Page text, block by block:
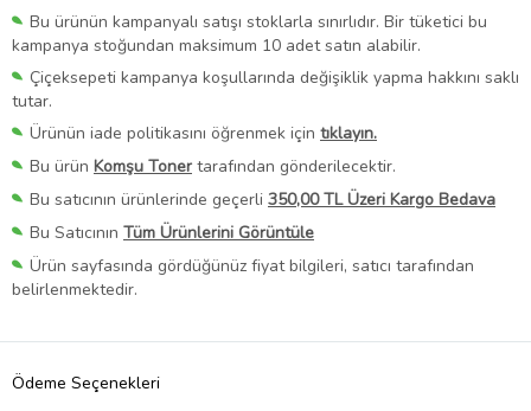
Bu ürünün kampanyalı satışı stoklarla sınırlıdır. Bir tüketici bu
kampanya stoğundan maksimum 10 adet satın alabilir.
Çiçeksepeti kampanya koşullarında değişiklik yapma hakkını saklı
tutar.
Ürünün iade politikasını öğrenmek için tıklayın.
Bu ürün Komşu Toner tarafından gönderilecektir.
Bu satıcının ürünlerinde geçerli 350,00 TL Üzeri Kargo Bedava
Bu Satıcının Tüm Ürünlerini Görüntüle
Ürün sayfasında gördüğünüz fiyat bilgileri, satıcı tarafından
belirlenmektedir.
Ödeme Seçenekleri